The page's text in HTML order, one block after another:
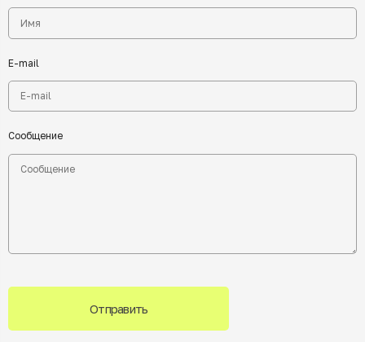
E-mail
Сообщение
Отправить